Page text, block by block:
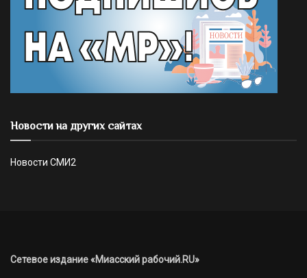
Новости на других сайтах
Новости СМИ2
Сетевое издание «Миасский рабочий.RU»